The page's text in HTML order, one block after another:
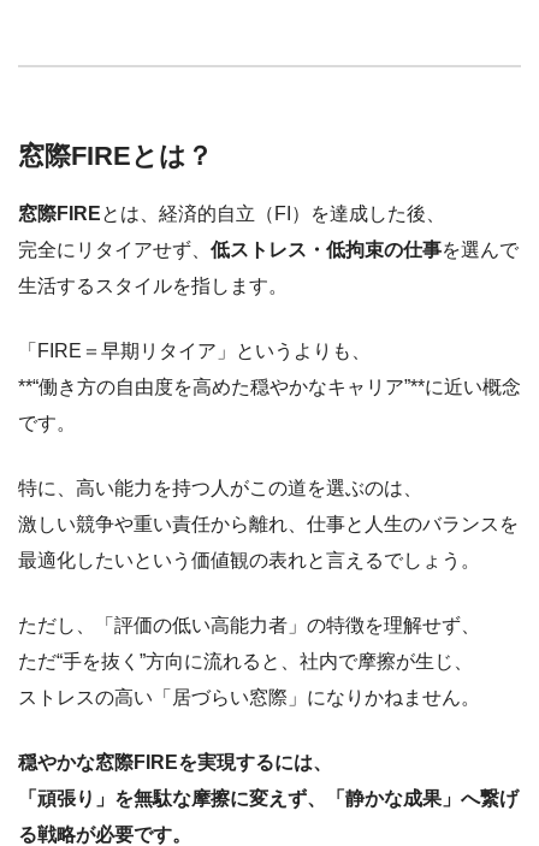
窓際FIREとは？
窓際FIREとは、経済的自立（FI）を達成した後、
完全にリタイアせず、 低ストレス・低拘束の仕事を選んで
生活するスタイルを指します。
「FIRE＝早期リタイア」というよりも、
**“働き方の自由度を高めた穏やかなキャリア”**に近い概念
です。
特に、高い能力を持つ人がこの道を選ぶのは、
激しい競争や重い責任から離れ、仕事と人生のバランスを
最適化したいという価値観の表れと言えるでしょう。
ただし、「評価の低い高能力者」の特徴を理解せず、
ただ“手を抜く”方向に流れると、社内で摩擦が生じ、
ストレスの高い「居づらい窓際」になりかねません。
穏やかな窓際FIREを実現するには、
「頑張り」を無駄な摩擦に変えず、「静かな成果」へ繋げ
る戦略が必要です。